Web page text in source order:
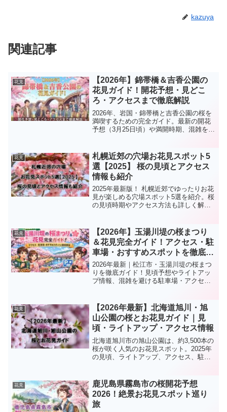
kazuya
関連記事
花見
【2026年】錦帯橋＆吉香公園の
花見ガイド！開花予想・見どこ
ろ・アクセスまで徹底解説
2026年、岩国・錦帯橋と吉香公園の桜を
満喫するための完全ガイド。最新の開花
予想（3月25日頃）や満開時期、混雑を避
1,500本の絶景を、最も美しい瞬間で楽し
むための秘訣をチェックして、春の最高
の思い出作りに出かけましょう。
花見
札幌近郊の穴場お花見スポット5
選【2025】 桜の見頃とアクセス
情報も紹介
2025年最新版！ 札幌近郊でゆったりお花
見が楽しめる穴場スポット5選を紹介。桜
の見頃時期やアクセス方法も詳しく解説
花見
【2026年】玉湯川堤の桜まつり
＆花見完全ガイド！アクセス・駐
車場・おすすめスポットを徹底解
説
2026年最新｜松江市・玉湯川堤の桜まつ
りを徹底ガイド！見頃予想やライトアッ
プ情報、混雑を避ける駐車場・アクセス
周辺観光も網羅。これ一冊で春の玉造観
光は完璧です！
花見
【2026年最新】北海道旭川・旭
山公園の桜とお花見ガイド｜見
頃・ライトアップ・アクセス情報
北海道旭川市の旭山公園は、約3,500本の
桜が咲く人気のお花見スポット。2025年
の見頃、ライトアップ、アクセス、駐車
花見
鹿児島県霧島市の桜開花予想
2026！絶景お花見スポット巡り
旅